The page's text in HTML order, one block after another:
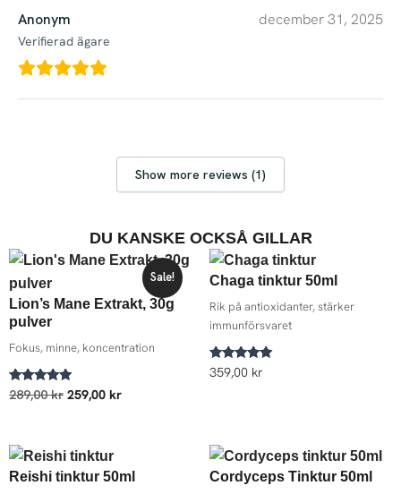
Anonym
Verifierad ägare
december 31, 2025
Show more reviews (1)
DU KANSKE OCKSÅ GILLAR
Sale!
Lion’s Mane Extrakt, 30g
pulver
Fokus, minne, koncentration
Betygsatt
5.00
289,00kr
Det
var:
259,00 kr
Det
nuvarande
priset
är:
Chaga tinktur 50ml
Rik på antioxidanter, stärker
immunförsvaret
Betygsatt
5.00
359,00 kr
Reishi tinktur 50ml
Cordyceps Tinktur 50ml